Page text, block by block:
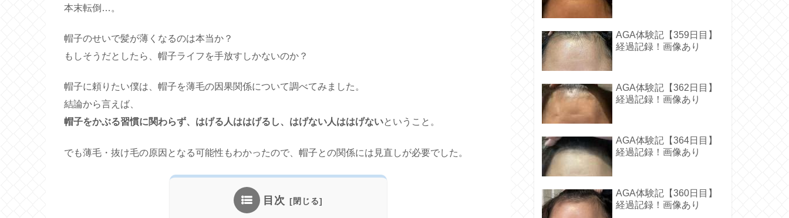
本末転倒…。
帽子のせいで髪が薄くなるのは本当か？
もしそうだとしたら、帽子ライフを手放すしかないのか？
帽子に頼りたい僕は、帽子を薄毛の因果関係について調べてみました。
結論から言えば、
帽子をかぶる習慣に関わらず、はげる人ははげるし、はげない人ははげないということ。
でも薄毛・抜け毛の原因となる可能性もわかったので、帽子との関係には見直しが必要でした。
目次
AGA体験記【359日目】
経過記録！画像あり
AGA体験記【362日目】
経過記録！画像あり
AGA体験記【364日目】
経過記録！画像あり
AGA体験記【360日目】
経過記録！画像あり